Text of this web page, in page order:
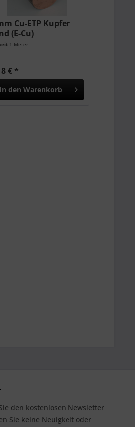
Cu-ETP Kupfer
(E-Cu)
1 Meter
€ *
In den Warenkorb
den kostenlosen Newsletter
Sie keine Neuigkeit oder